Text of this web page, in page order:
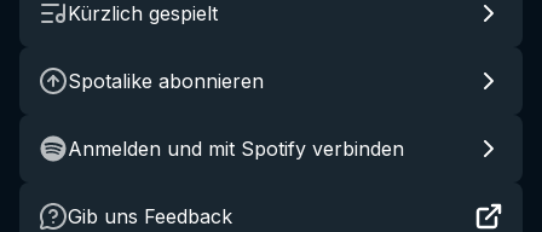
Kürzlich gespielt
Spotalike abonnieren
Anmelden und mit Spotify verbinden
Gib uns Feedback